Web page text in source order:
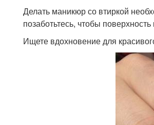
Делать маникюр со втиркой
позаботьтесь, чтобы
Ищете вдохновение для